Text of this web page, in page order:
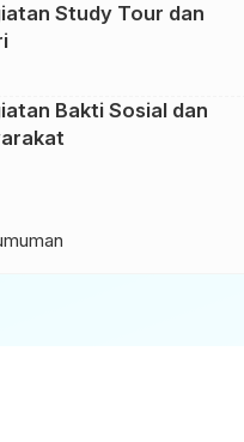
Study Tour dan
Bakti Sosial dan